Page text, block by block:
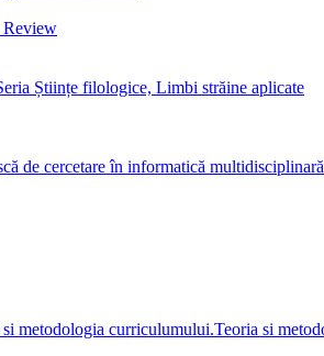
Review
Științe filologice, Limbi străine aplicate
de cercetare în informatică multidisciplinară